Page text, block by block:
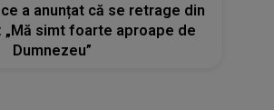
a anunțat că se retrage din
„Mă simt foarte aproape de
Dumnezeu”